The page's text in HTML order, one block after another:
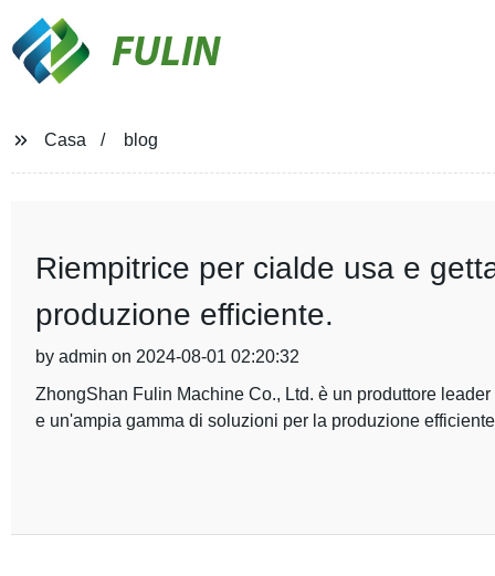
FULIN
Casa blog
Riempitrice per cialde usa e
produzione efficiente.
by admin on 2024-08-01 02:20:32
ZhongShan Fulin Machine Co., Ltd. è un produttore
e un'ampia gamma di soluzioni per la produzione